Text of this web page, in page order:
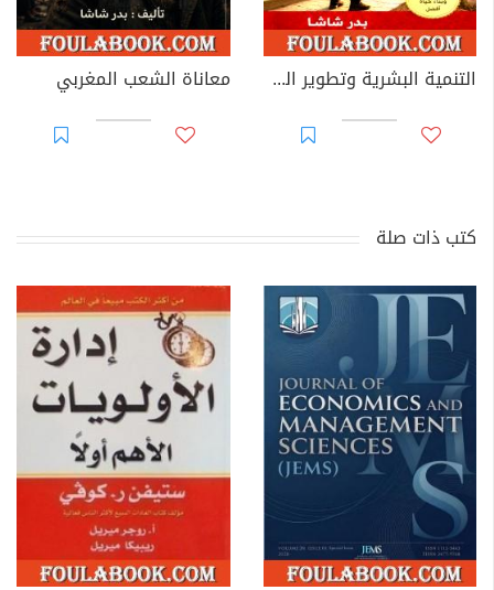
التنمية البشرية وتطوير الذات في المغرب معاناة الشعب المغربي
كتب ذات صلة